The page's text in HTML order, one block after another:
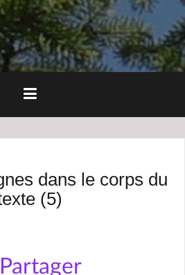
dans le corps du
(5)
Li
Partager